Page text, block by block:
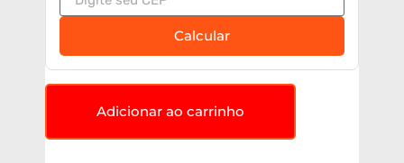
Calcular
Adicionar ao carrinho